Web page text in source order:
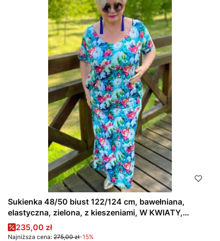
Sukienka 48/50 biust 122/124 cm, bawełniana,
elastyczna, zielona, z kieszeniami, W KWIATY,
MORSKA, ZIELONA
Cena promocyjna
235,00 zł
Najniższa cena: 275,00 zł-15%